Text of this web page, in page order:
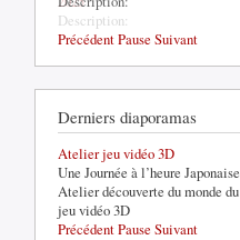
PrécédentPause Suivant
Derniers diaporamas
Atelier jeu vidéo 3D
Une Journée à l’heure Japonaise
Atelier découverte du monde du
jeu vidéo 3D
PrécédentPause Suivant